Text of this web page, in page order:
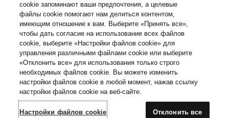
Footer
Bottom
© 2026 Novartis AG
Политика конфиденциальности
Правила использования
Настройки файлов cookie
Карта сайта
Доступность Интернета
cookie запоминают ваши предпочтения, а целевые
файлы cookie помогают нам делиться контентом,
имеющим отношение к вам. Выберите «Принять все»,
чтобы дать согласие на использование всех файлов
cookie, выберите «Настройки файлов cookie» для
управления различными файлами cookie или выберите
«Отклонить все» для использования только строго
необходимых файлов cookie. Вы можете изменить
настройки файлов cookie в любой момент, нажав ссылку
настройки файлов cookie на веб-сайте.
Настройки файлов cookie Отклонить все